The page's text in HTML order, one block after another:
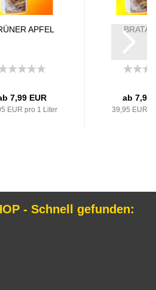
APFEL
7,99 EUR
EUR pro 1 Liter
ab 7,99
39,95 EUR
- Schnell gefunden: